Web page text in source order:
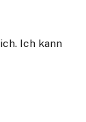
Ich kann